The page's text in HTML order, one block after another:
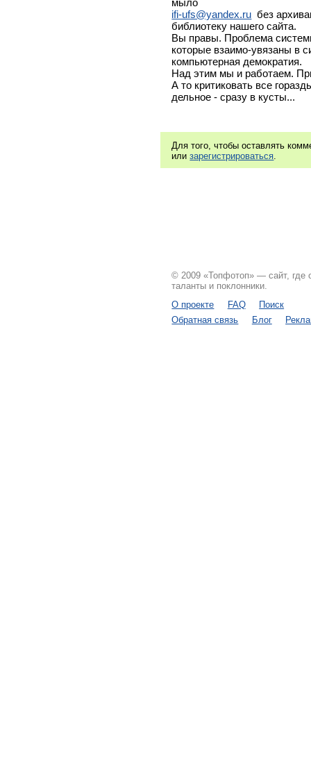
ifi-ufs@yandex.ru
без
библиотеку нашего сайта.
Вы правы. Проблема
которые взаимо-увязаны в
компьютерная демократия.
Над этим мы и работаем.
А то критиковать все
дельное - сразу в кусты...
Для того, чтобы оставлять
илизарегистрироваться.
© 2009 «Топфотоп» — сайт, где
таланты и поклонники.
О проекте
FAQ
Поиск
Обратная связь
Блог